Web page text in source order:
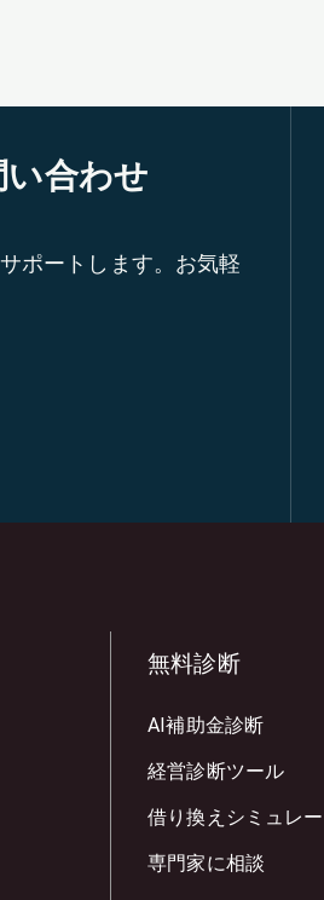
い合わせ
ポートします。お気軽
無料診断
AI補助金診断
経営診断ツール
借り換えシミュレ
専門家に相談